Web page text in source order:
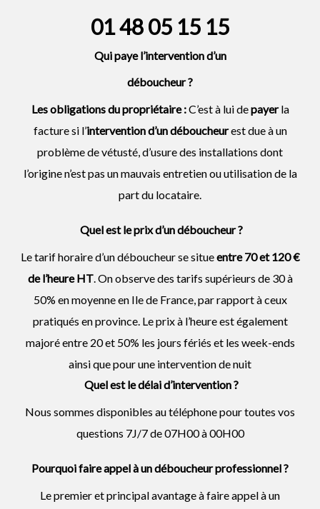
01 48 05 15 15
Qui paye l’intervention d’un
déboucheur?
Les obligations du propriétaire :C’est à lui depayerla
facture si l’intervention d’undéboucheurest due à un
problème de vétusté, d’usure des installations dont
l’origine n’est pas un mauvais entretien ou utilisation de la
part du locataire.
Quel est le prix d’un déboucheur ?
Le tarif horaire d’un déboucheur se situeentre 70 et 120 €
de l’heure HT. On observe des tarifs supérieurs de 30 à
50% en moyenne en Ile de France, par rapport à ceux
pratiqués en province. Le prix à l’heure est également
majoré entre 20 et 50% les jours fériés et les week-ends
ainsi que pour une intervention de nuit
Quel est le délai d’intervention ?
Nous sommes disponibles au téléphone pour toutes vos
questions 7J/7 de 07H00 à 00H00
Pourquoi faire appel à un déboucheur professionnel ?
Le premier et principal avantage à faire appel à un